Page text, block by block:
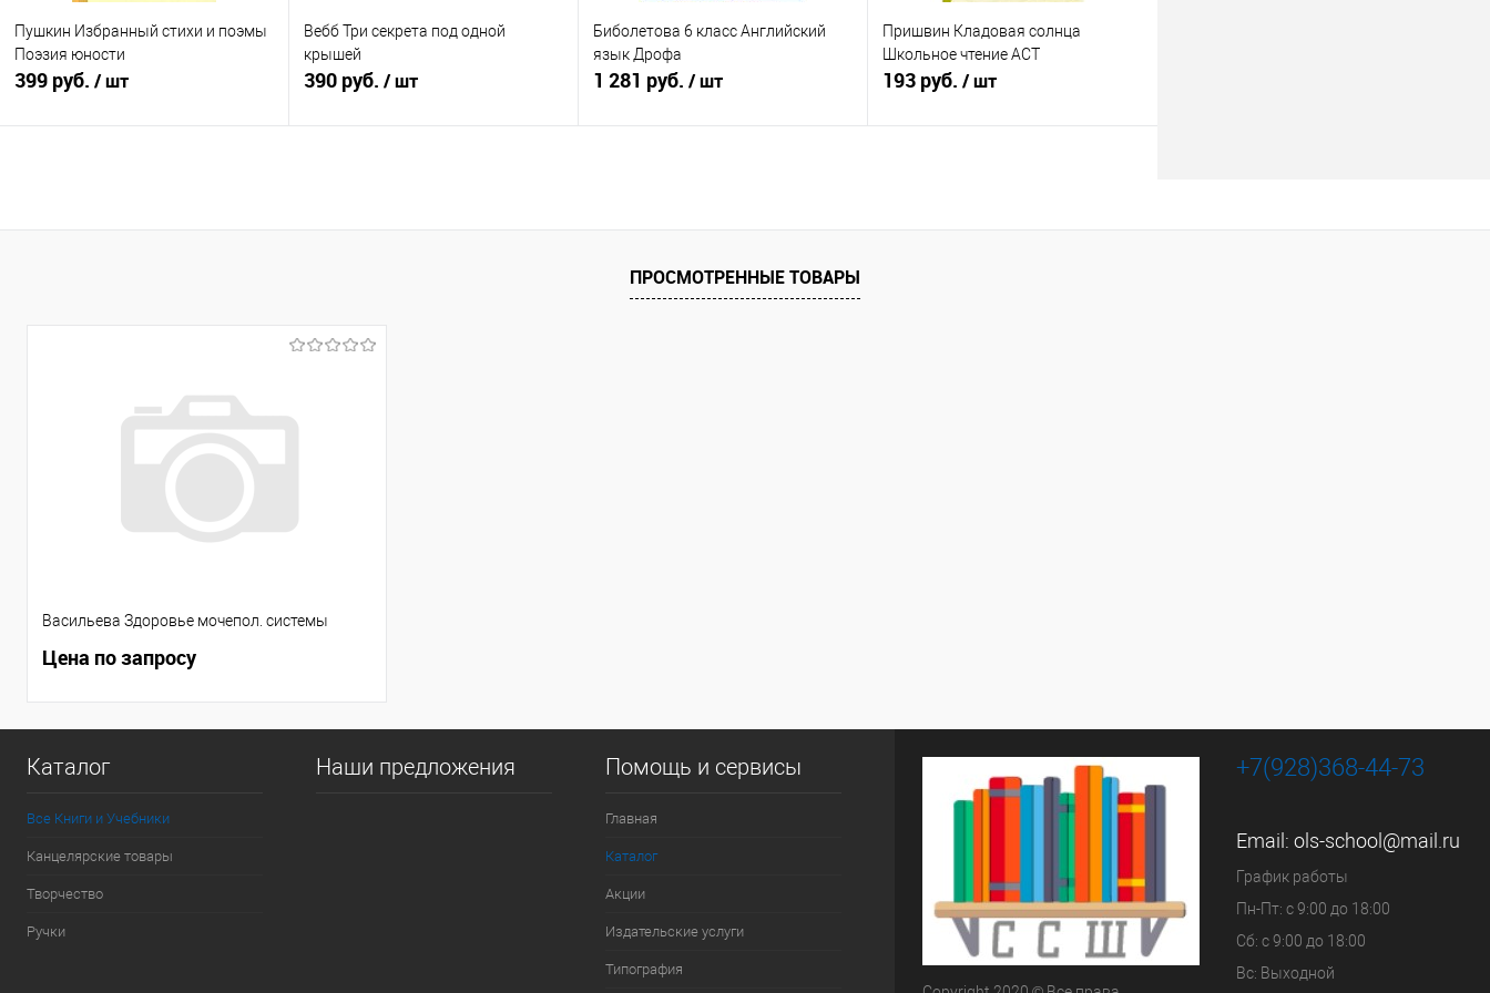
Пушкин Избранный стихи и поэмы
Поэзия юности
399 руб. / шт
Вебб Три секрета под одной
крышей
390 руб. / шт
Биболетова 6 класс Английский
язык Дрофа
1 281 руб. / шт
Пришвин Кладовая солнца
Школьное чтение АСТ
193 руб. / шт
ПРОСМОТРЕННЫЕ ТОВАРЫ
Васильева Здоровье мочепол. системы
Цена по запросу
Каталог
Все Книги и Учебники
Канцелярские товары
Творчество
Ручки
Наши предложения Помощь и сервисы
Главная
Каталог
Акции
Издательские услуги
Типография
+7(928)368-44-73
Email: ols-school@mail.ru
График работы
Пн-Пт: с 9:00 до 18:00
Сб: с 9:00 до 18:00
Вс: Выходной